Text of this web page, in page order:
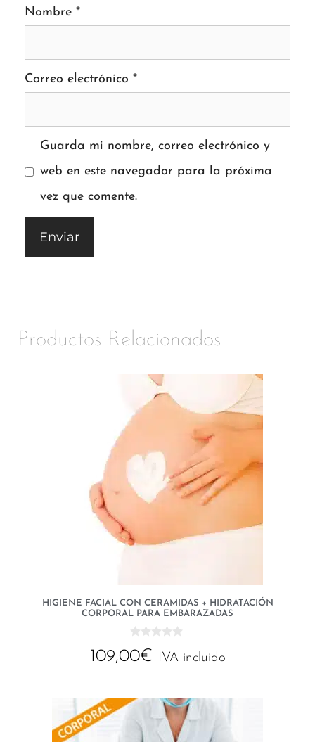
Nombre *
Correo electrónico *
Guarda mi nombre, correo electrónico y
web en este navegador para la próxima
vez que comente.
Productos Relacionados
HIGIENE FACIAL CON CERAMIDAS + HIDRATACIÓN
CORPORAL PARA EMBARAZADAS
d
109,00€ IVA incluido